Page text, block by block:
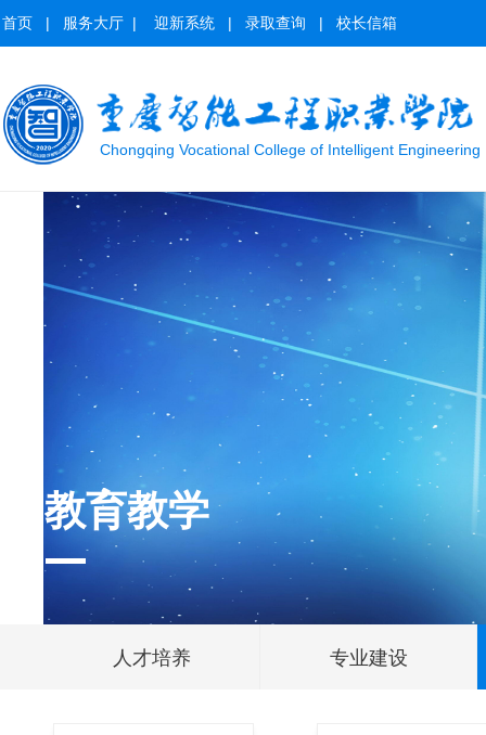
Chongqing Vocational College of Intelligent Engineering
首页 | 服务大厅 | 迎新系统 | 录取查询 | 校长信箱
教育教学
人才培养 专业建设